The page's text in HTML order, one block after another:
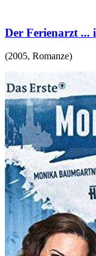
Der Ferienarzt ...
(2005, Romanze)